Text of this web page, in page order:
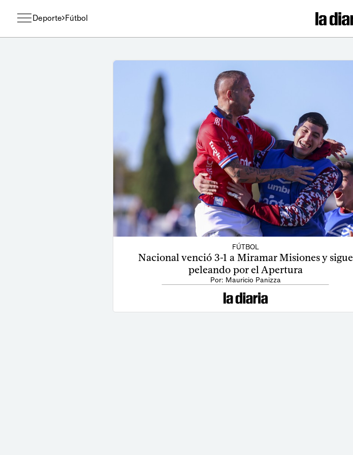
Deporte Fútbol
FÚTBOL
Nacional venció 3-1 a Miramar Misiones y sigue
peleando por el Apertura
Por: Mauricio Panizza